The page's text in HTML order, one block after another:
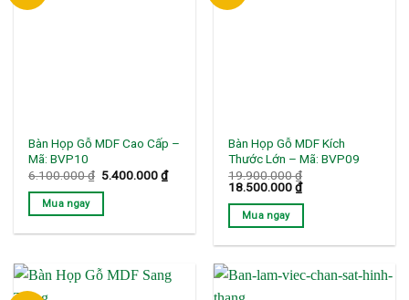
Bàn Họp Gỗ MDF Cao Cấp –
Mã: BVP10
6.100.000₫ Giá
là:
5.400.000₫Giá
hiện
Mua ngay
Bàn Họp Gỗ MDF Kích
Thước Lớn – Mã: BVP09
19.900.000₫
Giá
là:
19.900.000 ₫.
18.500.000₫Giá
hiện
tại
Mua ngay